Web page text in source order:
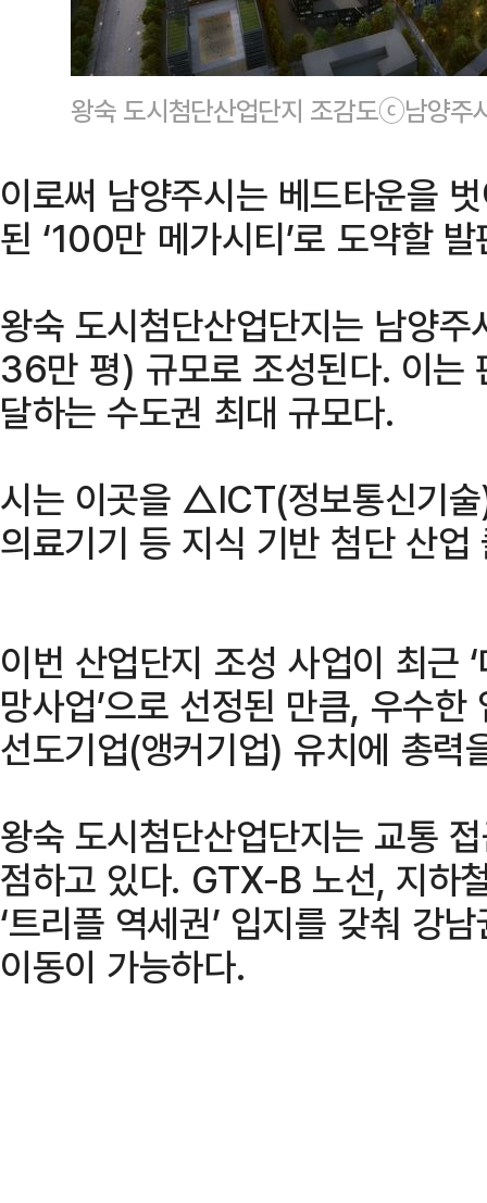
왕숙 도시첨단산업단지 조감도ⓒ남양주
이로써 남양주시는 베드타운을
된 ‘100만 메가시티’로 도약할
왕숙 도시첨단산업단지는 남양
36만 평) 규모로 조성된다. 이는
달하는 수도권 최대 규모다.
시는 이곳을 △ICT(정보통신기
의료기기 등 지식 기반 첨단 산
이번 산업단지 조성 사업이 최근
망사업’으로 선정된 만큼, 우수
선도기업(앵커기업) 유치에 총력
왕숙 도시첨단산업단지는 교통
점하고 있다. GTX-B 노선, 지하
‘트리플 역세권’ 입지를 갖춰 강
이동이 가능하다.